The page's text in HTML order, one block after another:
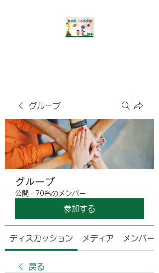
グループ
グループ
公開 · 70名のメンバー
参加する
ディスカッション メディア メンバー
戻る